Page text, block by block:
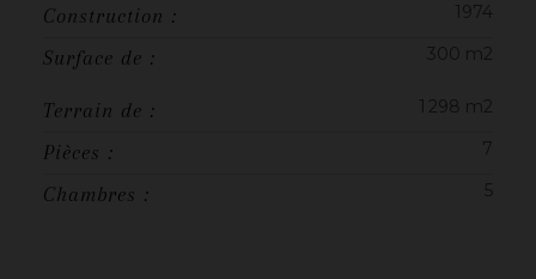
Construction : 1974
Surface de : 300 m2
Terrain de : 1 298 m2
Pièces : 7
Chambres : 5